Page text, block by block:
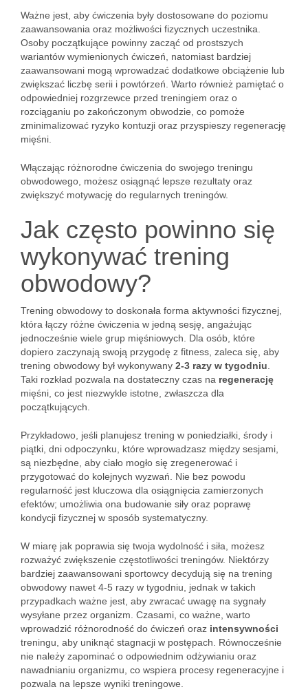
Ważne jest, aby ćwiczenia były dostosowane do poziomu
zaawansowania oraz możliwości fizycznych uczestnika.
Osoby początkujące powinny zacząć od prostszych
wariantów wymienionych ćwiczeń, natomiast bardziej
zaawansowani mogą wprowadzać dodatkowe obciążenie lub
zwiększać liczbę serii i powtórzeń. Warto również pamiętać o
odpowiedniej rozgrzewce przed treningiem oraz o
rozciąganiu po zakończonym obwodzie, co pomoże
zminimalizować ryzyko kontuzji oraz przyspieszy regenerację
mięśni.
Włączając różnorodne ćwiczenia do swojego treningu
obwodowego, możesz osiągnąć lepsze rezultaty oraz
zwiększyć motywację do regularnych treningów.
Jak często powinno się
wykonywać trening
obwodowy?
Trening obwodowy to doskonała forma aktywności fizycznej,
która łączy różne ćwiczenia w jedną sesję, angażując
jednocześnie wiele grup mięśniowych. Dla osób, które
dopiero zaczynają swoją przygodę z fitness, zaleca się, aby
trening obwodowy był wykonywany 2-3 razy w tygodniu
Taki rozkład pozwala na dostateczny czas na regenerację
mięśni, co jest niezwykle istotne, zwłaszcza dla
początkujących.
Przykładowo, jeśli planujesz trening w poniedziałki, środy i
piątki, dni odpoczynku, które wprowadzasz między sesjami,
są niezbędne, aby ciało mogło się zregenerować i
przygotować do kolejnych wyzwań. Nie bez powodu
regularność jest kluczowa dla osiągnięcia zamierzonych
efektów; umożliwia ona budowanie siły oraz poprawę
kondycji fizycznej w sposób systematyczny.
W miarę jak poprawia się twoja wydolność i siła, możesz
rozważyć zwiększenie częstotliwości treningów. Niektórzy
bardziej zaawansowani sportowcy decydują się na trening
obwodowy nawet 4-5 razy w tygodniu, jednak w takich
przypadkach ważne jest, aby zwracać uwagę na sygnały
wysyłane przez organizm. Czasami, co ważne, warto
wprowadzić różnorodność do ćwiczeń oraz intensywności
treningu, aby uniknąć stagnacji w postępach. Równocześnie
nie należy zapominać o odpowiednim odżywianiu oraz
nawadnianiu organizmu, co wspiera procesy regeneracyjne i
pozwala na lepsze wyniki treningowe.